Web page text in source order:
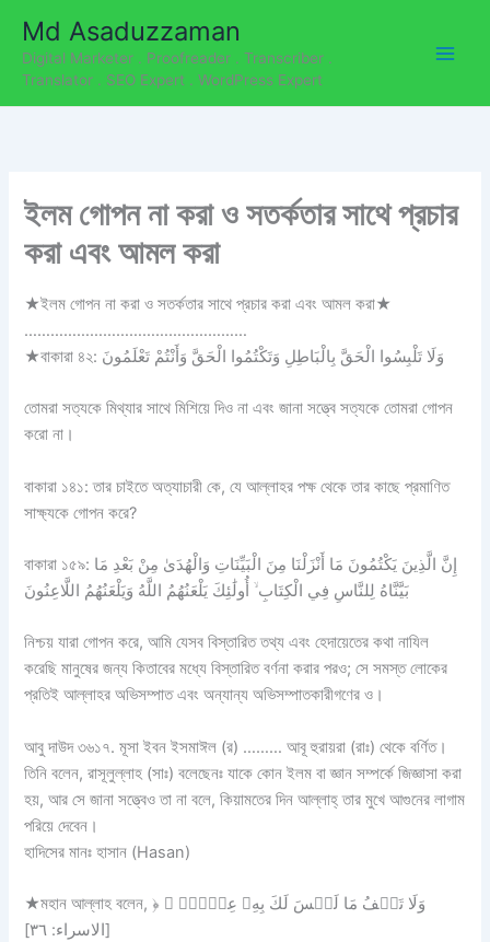
content
Md Asaduzzaman
Digital Marketer . Proofreader . Transcriber .
Translator . SEO Expert . WordPress Expert
ইলম গোপন না করা ও সতর্কতার সাথে প্রচার
করা এবং আমল করা
★ইলম গোপন না করা ও সতর্কতার সাথে প্রচার করা এবং আমল করা★
……………………………………………
★বাকারা ৪২: وَلَا تَلْبِسُوا الْحَقَّ بِالْبَاطِلِ وَتَكْتُمُوا الْحَقَّ وَأَنْتُمْ تَعْلَمُونَ
তোমরা সত্যকে মিথ্যার সাথে মিশিয়ে দিও না এবং জানা সত্ত্বে সত্যকে তোমরা গোপন
করো না।
বাকারা ১৪১: তার চাইতে অত্যাচারী কে, যে আল্লাহর পক্ষ থেকে তার কাছে প্রমাণিত
সাক্ষ্যকে গোপন করে?
বাকারা ১৫৯: إِنَّ الَّذِينَ يَكْتُمُونَ مَا أَنْزَلْنَا مِنَ الْبَيِّنَاتِ وَالْهُدَىٰ مِنْ بَعْدِ مَا
بَيَّنَّاهُ لِلنَّاسِ فِي الْكِتَابِ ۙ أُولَٰئِكَ يَلْعَنُهُمُ اللَّهُ وَيَلْعَنُهُمُ اللَّاعِنُونَ
নিশ্চয় যারা গোপন করে, আমি যেসব বিস্তারিত তথ্য এবং হেদায়েতের কথা নাযিল
করেছি মানুষের জন্য কিতাবের মধ্যে বিস্তারিত বর্ণনা করার পরও; সে সমস্ত লোকের
প্রতিই আল্লাহর অভিসম্পাত এবং অন্যান্য অভিসম্পাতকারীগণের ও।
আবু দাউদ ৩৬১৭. মূসা ইবন ইসমাঈল (র) ……… আবূ হুরায়রা (রাঃ) থেকে বর্ণিত।
তিনি বলেন, রাসূলুল্লাহ (সাঃ) বলেছেনঃ যাকে কোন ইলম বা জ্ঞান সম্পর্কে জিজ্ঞাসা করা
হয়, আর সে জানা সত্ত্বেও তা না বলে, কিয়ামতের দিন আল্লাহ্‌ তার মুখে আগুনের লাগাম
পরিয়ে দেবেন।
হাদিসের মানঃ হাসান (Hasan)
★মহান আল্লাহ বলেন, ﴿ وَلَا تَقۡفُ مَا لَيۡسَ لَكَ بِهِۦ عِلۡمٌۚ ﴾
[الاسراء: ٣٦]
a
t
e
s